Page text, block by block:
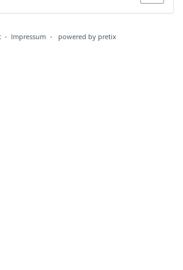
Impressum powered by pretix